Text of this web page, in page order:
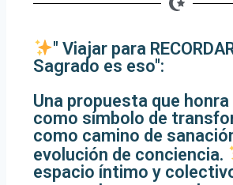
" Viajar para
Sagrado es eso":
Una propuesta que honra
como símbolo de
como camino de
evolución de conciencia.
espacio íntimo y